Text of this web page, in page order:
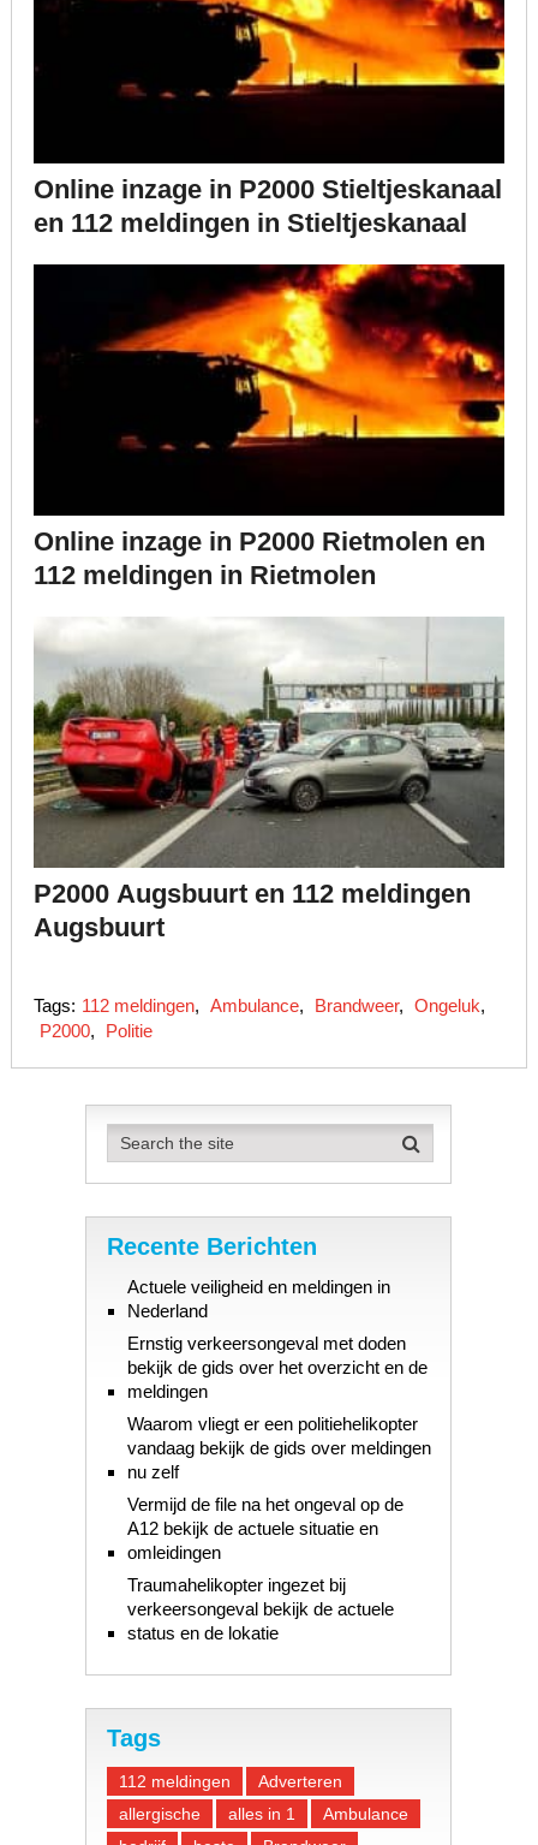
Online inzage in P2000 Stieltjeskanaal
en 112 meldingen in Stieltjeskanaal
Online inzage in P2000 Rietmolen en
112 meldingen in Rietmolen
P2000 Augsbuurt en 112 meldingen
Augsbuurt
Tags: 112 meldingen, Ambulance, Brandweer, Ongeluk,
P2000, Politie
Recente Berichten
Actuele veiligheid en meldingen in
Nederland
Ernstig verkeersongeval met doden
bekijk de gids over het overzicht en de
meldingen
Waarom vliegt er een politiehelikopter
vandaag bekijk de gids over meldingen
nu zelf
Vermijd de file na het ongeval op de
A12 bekijk de actuele situatie en
omleidingen
Traumahelikopter ingezet bij
verkeersongeval bekijk de actuele
status en de lokatie
Tags
112 meldingen
Adverteren
allergische
alles in 1
Ambulance